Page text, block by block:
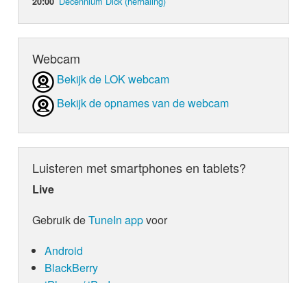
Webcam
Bekijk de LOK webcam
Bekijk de opnames van de webcam
Luisteren met smartphones en tablets?
Live
Gebruik deTuneIn appvoor
Android
BlackBerry